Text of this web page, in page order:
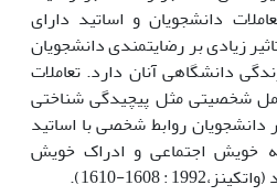
دانشجویان و اساتید دارای
زیادی بر رضایتمندی دانشجویان
دانشگاهی آنان دارد. تعاملات
شخصیتی مثل پیچیدگی شناختی
دانشجویان روابط شخصی با اساتید
خویش اجتماعی و ادراک خویش
: 1608-1610).